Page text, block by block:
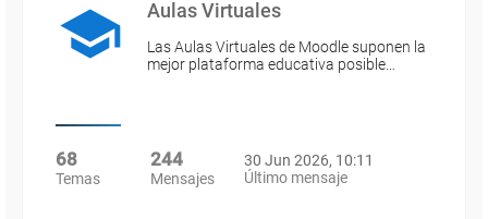
Aulas Virtuales
Las Aulas Virtuales de Moodle suponen la
mejor plataforma educativa posible…
68
Temas
244
Mensajes
30 Jun 2026, 10:11
Último mensaje